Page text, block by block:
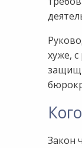
хуже,
Закон